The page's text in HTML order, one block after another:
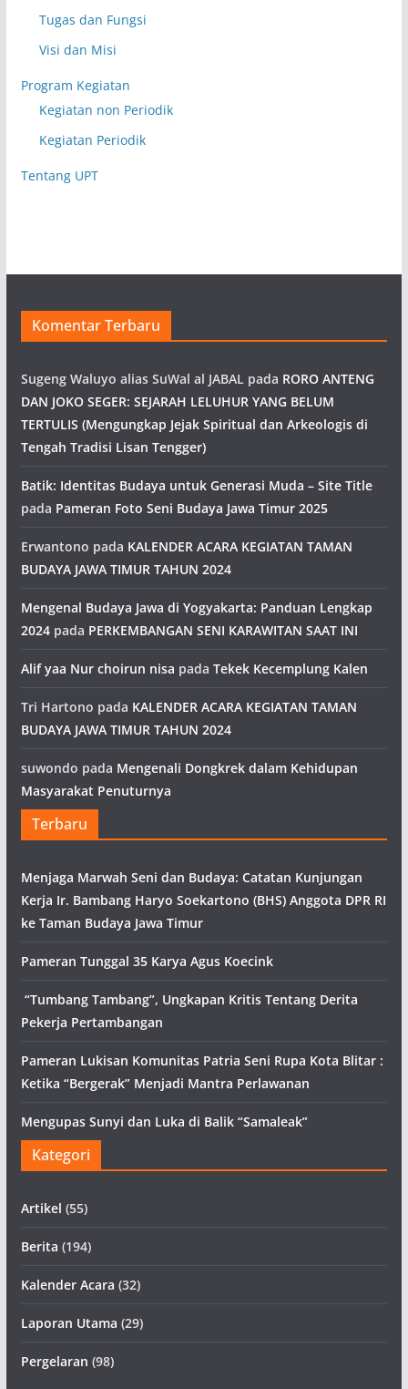
Tugas dan Fungsi
Visi dan Misi
Program Kegiatan
Kegiatan non Periodik
Kegiatan Periodik
Tentang UPT
Komentar Terbaru
Sugeng Waluyo alias SuWal al JABAL pada RORO ANTENG
DAN JOKO SEGER: SEJARAH LELUHUR YANG BELUM
TERTULIS (Mengungkap Jejak Spiritual dan Arkeologis di
Tengah Tradisi Lisan Tengger)
Batik: Identitas Budaya untuk Generasi Muda – Site Title
pada Pameran Foto Seni Budaya Jawa Timur 2025
Erwantono pada KALENDER ACARA KEGIATAN TAMAN
BUDAYA JAWA TIMUR TAHUN 2024
Mengenal Budaya Jawa di Yogyakarta: Panduan Lengkap
2024pada PERKEMBANGAN SENI KARAWITAN SAAT INI
Alif yaa Nur choirun nisa pada Tekek Kecemplung Kalen
Tri Hartono pada KALENDER ACARA KEGIATAN TAMAN
BUDAYA JAWA TIMUR TAHUN 2024
suwondo pada Mengenali Dongkrek dalam Kehidupan
Masyarakat Penuturnya
Terbaru
Menjaga Marwah Seni dan Budaya: Catatan Kunjungan
Kerja Ir. Bambang Haryo Soekartono (BHS) Anggota DPR RI
ke Taman Budaya Jawa Timur
Pameran Tunggal 35 Karya Agus Koecink
“Tumbang Tambang”, Ungkapan Kritis Tentang Derita
Pekerja Pertambangan
Pameran Lukisan Komunitas Patria Seni Rupa Kota Blitar :
Ketika “Bergerak” Menjadi Mantra Perlawanan
Mengupas Sunyi dan Luka di Balik “Samaleak”
Kategori
Artikel (55)
Berita (194)
Kalender Acara (32)
Laporan Utama (29)
Pergelaran (98)